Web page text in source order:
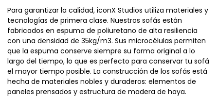
Para garantizar la calidad, iconX Studios utiliza materiales y
tecnologías de primera clase. Nuestros sofás están
fabricados en espuma de poliuretano de alta resiliencia
con una densidad de 35kg/m3. Sus microcélulas permiten
que la espuma conserve siempre su forma original a lo
largo del tiempo, lo que es perfecto para conservar tu sofá
el mayor tiempo posible. La construcción de los sofás está
hecha de materiales nobles y duraderos: elementos de
paneles prensados ​​y estructura de madera de haya.